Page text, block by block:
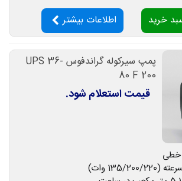
خرید اطلاعات بیشتر
پمپ سیرکوله گراندفوس UPS 36-
80 F 200
قیمت استعلام شود.
خطی
220 وات)